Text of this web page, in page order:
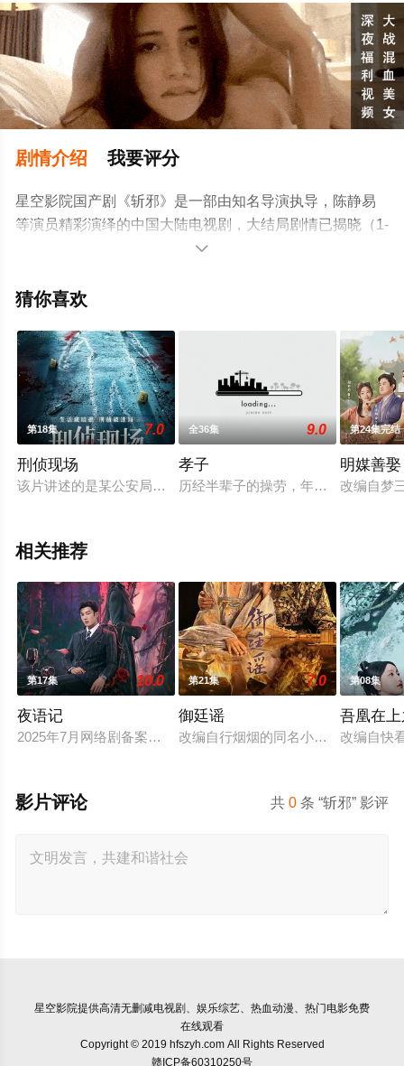
剧情介绍 我要评分
星空影院国产剧《斩邪》是一部由知名导演执导，陈静易
等演员精彩演绎的中国大陆电视剧，大结局剧情已揭晓（1-
1全集），免费观看高清未删减完整版电视剧全集就来星空
至豆瓣电视剧、电视猫或剧情网等平台了解。

猜你喜欢
第18集 7.0
刑侦现场
该片讲述的是某公安局重案组组长顾镇和他的重案组队员们侦破
全36集 9.0
孝子
历经半辈子的操劳，年近古稀的刘英
第24集完结
明媒善娶
改编自梦
相关推荐
第17集 10.0
夜语记
2025年7月网络剧备案当代 都市 海南越酷文化传媒有限公司
第21集 7.0
御廷谣
改编自行烟烟的同名小说。孟廷辉，
第08集
吾凰在
改编自快
共0 条 “斩邪” 影评
影片评论
星空影院提供高清无删减电视剧、娱乐综艺、热血动漫、热门电影免费
在线观看
Copyright © 2019 hfszyh.com All Rights Reserved
赣ICP备60310250号